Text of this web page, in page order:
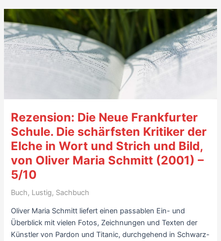
Rowohlt,
von
Alexander
Solloch
(2024)
Rezension: Die Neue Frankfurter
Schule. Die schärfsten Kritiker der
Elche in Wort und Strich und Bild,
von Oliver Maria Schmitt (2001) –
5/10
Buch, Lustig, Sachbuch
Oliver Maria Schmitt liefert einen passablen Ein- und
Überblick mit vielen Fotos, Zeichnungen und Texten der
Künstler von Pardon und Titanic, durchgehend in Schwarz-